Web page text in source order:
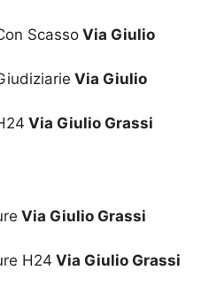
Scasso Via Giulio
Via Giulio
Via Giulio Grassi
Via Giulio Grassi
H24 Via Giulio Grassi